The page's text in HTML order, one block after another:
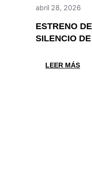
abril 28, 2026
ESTRENO
SILENCIO
LEER MÁS: